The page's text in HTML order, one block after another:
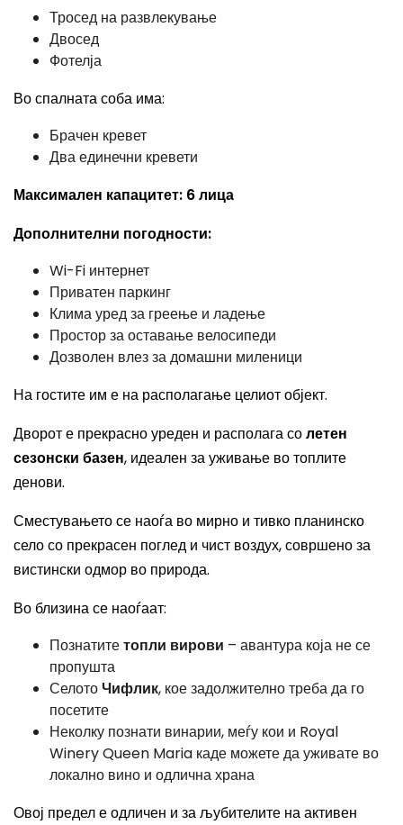
Тросед на развлекување
Двосед
Фотелја
Во спалната соба има:
Брачен кревет
Два единечни кревети
Максимален капацитет: 6 лица
Дополнителни погодности:
Wi-Fi интернет
Приватен паркинг
Клима уред за греење и ладење
Простор за оставање велосипеди
Дозволен влез за домашни миленици
На гостите им е на располагање целиот објект.
Дворот е прекрасно уреден и располага солетен
сезонски базен, идеален за уживање во топлите
денови.
Сместувањето се наоѓа во мирно и тивко планинско
село со прекрасен поглед и чист воздух, совршено за
вистински одмор во природа.
Во близина се наоѓаат:
Познатитетопли вирови – авантура која не се
пропушта
СелотоЧифлик, кое задолжително треба да го
посетите
Неколку познати винарии, меѓу кои и Royal
Winery Queen Maria каде можете да уживате во
локално вино и одлична храна
Овој предел е одличен и за љубителите на активен